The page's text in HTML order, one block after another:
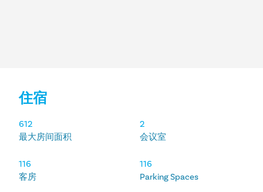
住宿
住宿
最大房间面积
612
会议室
2
客房
116
Parking Spaces
116